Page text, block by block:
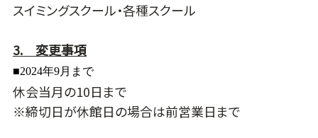
スイミングスクール・各種スクール
3. 変更事項
■2024年9月まで
休会当月の10日まで
※締切日が休館日の場合は前営業日まで